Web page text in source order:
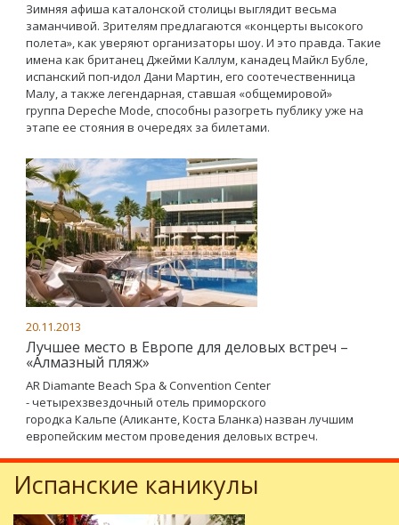
Зимняя афиша каталонской столицы выглядит весьма
заманчивой. Зрителям предлагаются «концерты высокого
полета», как уверяют организаторы шоу. И это правда. Такие
имена как британец Джейми Каллум, канадец Майкл Бубле,
испанский поп-идол Дани Мартин, его соотечественница
Малу, а также легендарная, ставшая «общемировой»
группа Depeche Mode, способны разогреть публику уже на
этапе ее стояния в очередях за билетами.
20.11.2013
Лучшее место в Европе для деловых встреч –
«Алмазный пляж»
AR Diamante Beach Spa & Convention Center
- четырехзвездочный отель приморского
городка Кальпе (Аликанте, Коста Бланка) назван лучшим
европейским местом проведения деловых встреч.
Испанские каникулы